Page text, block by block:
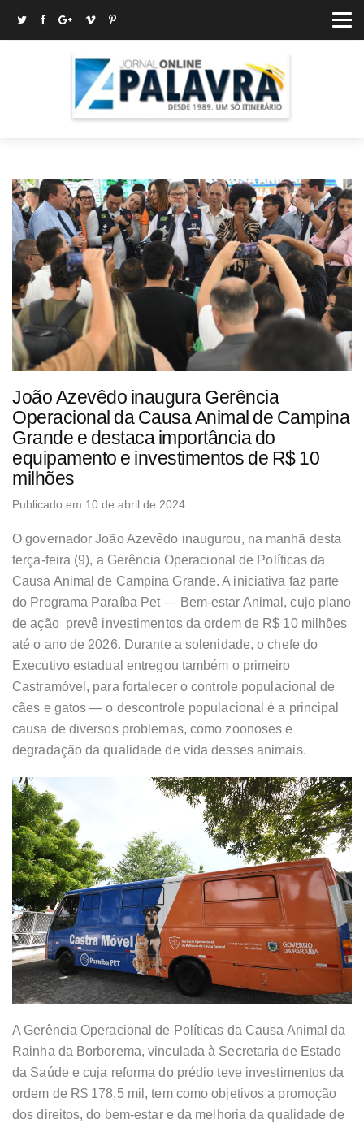
João Azevêdo inaugura Gerência
Operacional da Causa Animal de Campina
Grande e destaca importância do
equipamento e investimentos de R$ 10
milhões
Publicado em 10 de abril de 2024
O governador João Azevêdo inaugurou, na manhã desta
terça-feira (9), a Gerência Operacional de Políticas da
Causa Animal de Campina Grande. A iniciativa faz parte
do Programa Paraíba Pet — Bem-estar Animal, cujo plano
de ação prevê investimentos da ordem de R$ 10 milhões
até o ano de 2026. Durante a solenidade, o chefe do
Executivo estadual entregou também o primeiro
Castramóvel, para fortalecer o controle populacional de
cães e gatos — o descontrole populacional é a principal
causa de diversos problemas, como zoonoses e
degradação da qualidade de vida desses animais.
A Gerência Operacional de Políticas da Causa Animal da
Rainha da Borborema, vinculada à Secretaria de Estado
da Saúde e cuja reforma do prédio teve investimentos da
ordem de R$ 178,5 mil, tem como objetivos a promoção
dos direitos, do bem-estar e da melhoria da qualidade de